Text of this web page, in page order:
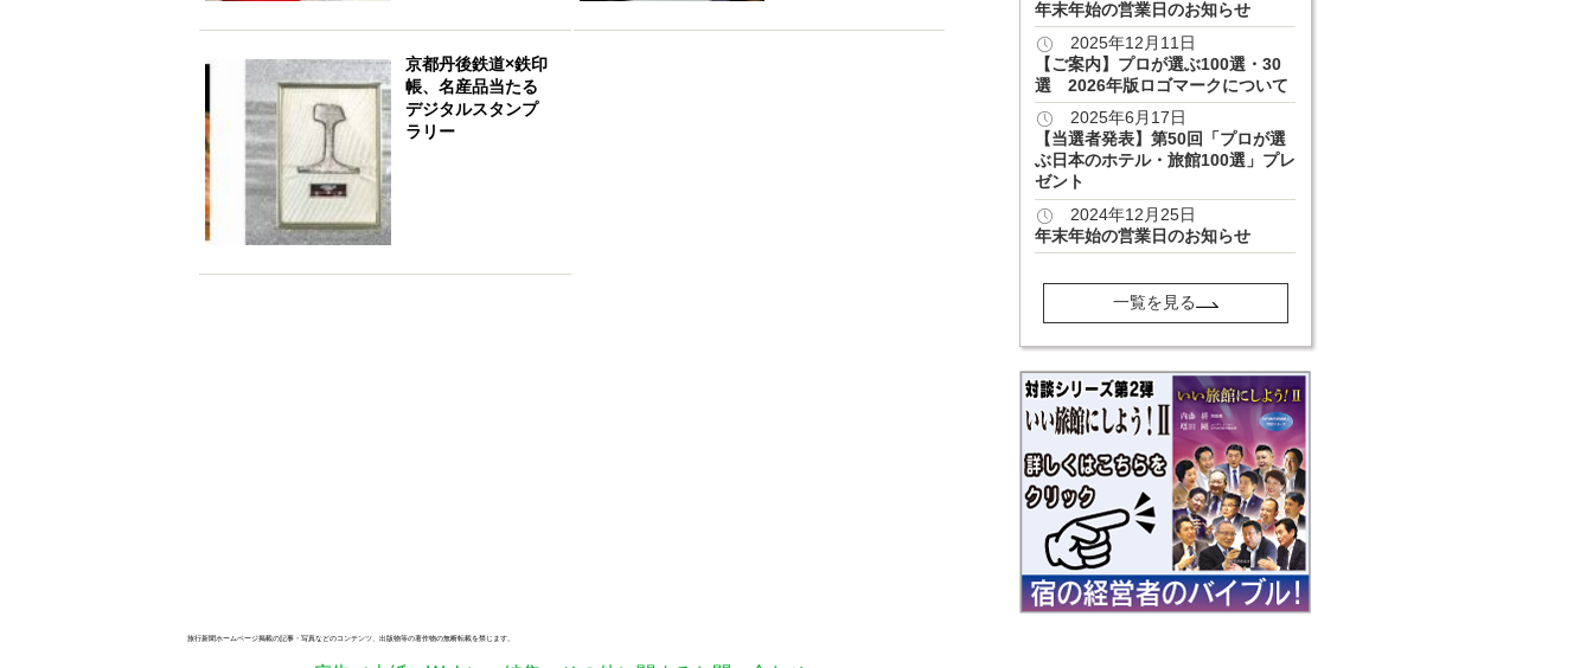
京都丹後鉄道×鉄印
帳、名産品当たる
デジタルスタンプ
ラリー
年末年始の営業日のお知らせ
2025年12月11日
【ご案内】プロが選ぶ100選・30
選 2026年版ロゴマークについて
2025年6月17日
【当選者発表】第50回「プロが選
ぶ日本のホテル・旅館100選」プレ
ゼント
2024年12月25日
年末年始の営業日のお知らせ
一覧を見る
旅行新聞ホームページ掲載の記事・写真などのコンテンツ、出版物等の著作物の無断転載を禁じます。